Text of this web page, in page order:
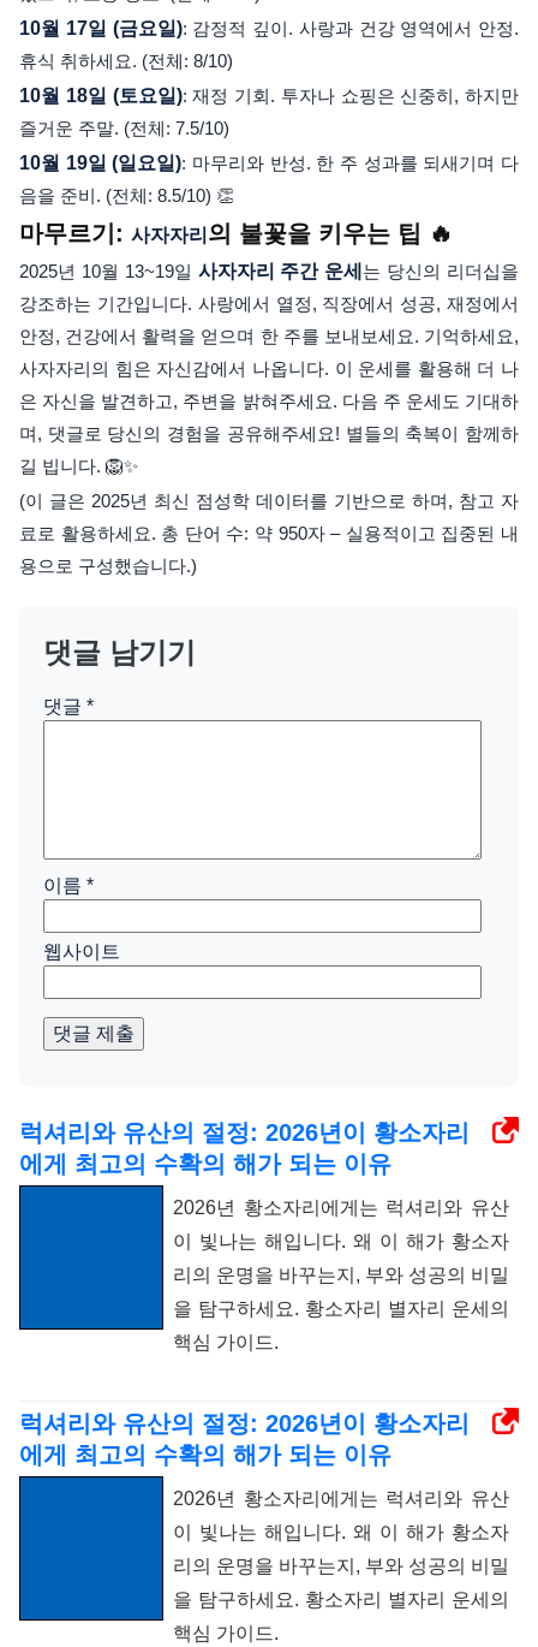
10월 17일 (금요일): 감정적 깊이. 사랑과 건강 영역에서 안정.
휴식 취하세요. (전체: 8/10)
10월 18일 (토요일): 재정 기회. 투자나 쇼핑은 신중히, 하지만
즐거운 주말. (전체: 7.5/10)
10월 19일 (일요일): 마무리와 반성. 한 주 성과를 되새기며 다
음을 준비. (전체: 8.5/10) 👏
마무르기: 사자자리 의 불꽃을 키우는 팁 🔥
2025년 10월 13~19일 사자자리 주간 운세 는 당신의 리더십을
강조하는 기간입니다. 사랑에서 열정, 직장에서 성공, 재정에서
안정, 건강에서 활력을 얻으며 한 주를 보내보세요. 기억하세요,
사자자리의 힘은 자신감에서 나옵니다. 이 운세를 활용해 더 나
은 자신을 발견하고, 주변을 밝혀주세요. 다음 주 운세도 기대하
며, 댓글로 당신의 경험을 공유해주세요! 별들의 축복이 함께하
길 빕니다. 🦁✨
(이 글은 2025년 최신 점성학 데이터를 기반으로 하며, 참고 자
료로 활용하세요. 총 단어 수: 약 950자 – 실용적이고 집중된 내
용으로 구성했습니다.)
댓글 남기기
댓글 *
이름 *
웹사이트
댓글 제출
럭셔리와 유산의 절정: 2026년이 황소자리
에게 최고의 수확의 해가 되는 이유
2026년 황소자리에게는 럭셔리와 유산
이 빛나는 해입니다. 왜 이 해가 황소자
리의 운명을 바꾸는지, 부와 성공의 비밀
을 탐구하세요. 황소자리 별자리 운세의
핵심 가이드.
럭셔리와 유산의 절정: 2026년이 황소자리
에게 최고의 수확의 해가 되는 이유
2026년 황소자리에게는 럭셔리와 유산
이 빛나는 해입니다. 왜 이 해가 황소자
리의 운명을 바꾸는지, 부와 성공의 비밀
을 탐구하세요. 황소자리 별자리 운세의
핵심 가이드.